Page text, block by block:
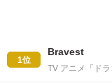
1位
Bravest
TV アニメ「ド